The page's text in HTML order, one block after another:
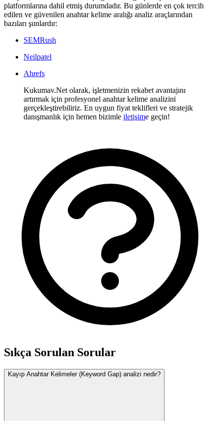
platformlarına dahil etmiş durumdadır. Bu günlerde en çok tercih
edilen ve güvenilen anahtar kelime aralığı analiz araçlarından
bazıları şunlardır:
SEMRush
Neilpatel
Ahrefs
Kukumav.Net olarak, işletmenizin rekabet avantajını
artırmak için profesyonel anahtar kelime analizini
gerçekleştirebiliriz. En uygun fiyat teklifleri ve stratejik
danışmanlık için hemen bizimle iletişime geçin!
Sıkça Sorulan Sorular
Kayıp Anahtar Kelimeler (Keyword Gap) analizi nedir?